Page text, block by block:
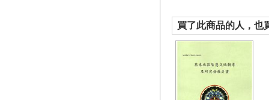
買了此商品的人，也